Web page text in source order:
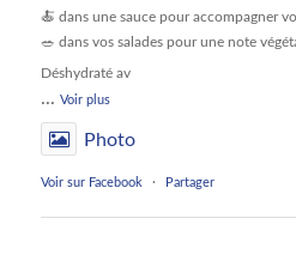
🍝 dans une sauce pour accompagner
🥗 dans vos salades pour une note
Déshydraté av
... Voir plus
Photo
Voir sur Facebook · Partager